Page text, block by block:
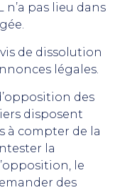
n’a pas lieu dans
de dissolution
légales.
des
disposent
à compter de la
la
le
des